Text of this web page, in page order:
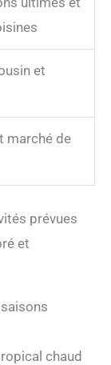
et
marché de
prévues
et
chaud